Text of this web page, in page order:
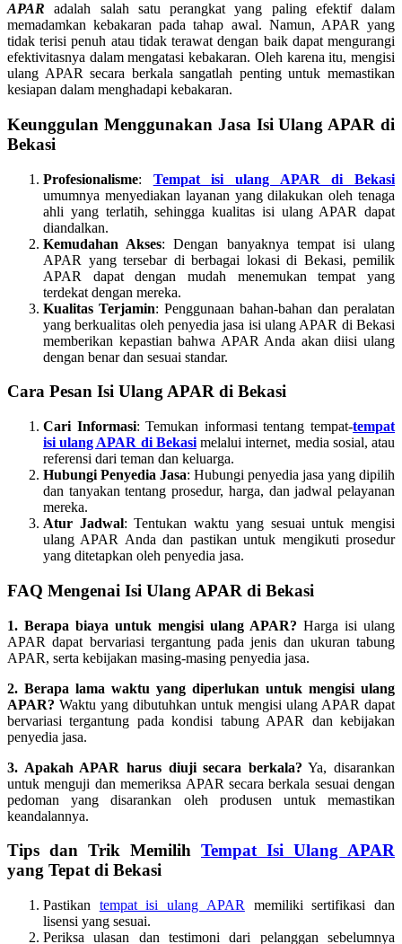
APAR adalah salah satu perangkat yang paling efektif dalam
memadamkan kebakaran pada tahap awal. Namun, APAR yang
tidak terisi penuh atau tidak terawat dengan baik dapat mengurangi
efektivitasnya dalam mengatasi kebakaran. Oleh karena itu, mengisi
ulang APAR secara berkala sangatlah penting untuk memastikan
kesiapan dalam menghadapi kebakaran.
Keunggulan Menggunakan Jasa Isi Ulang APAR di
Bekasi
Profesionalisme: Tempat isi ulang APAR di Bekasi
umumnya menyediakan layanan yang dilakukan oleh tenaga
ahli yang terlatih, sehingga kualitas isi ulang APAR dapat
diandalkan.
Kemudahan Akses: Dengan banyaknya tempat isi ulang
APAR yang tersebar di berbagai lokasi di Bekasi, pemilik
APAR dapat dengan mudah menemukan tempat yang
terdekat dengan mereka.
Kualitas Terjamin: Penggunaan bahan-bahan dan peralatan
yang berkualitas oleh penyedia jasa isi ulang APAR di Bekasi
memberikan kepastian bahwa APAR Anda akan diisi ulang
dengan benar dan sesuai standar.
Cara Pesan Isi Ulang APAR di Bekasi
Cari Informasi: Temukan informasi tentang tempat-tempat
isi ulang APAR di Bekasimelalui internet, media sosial, atau
referensi dari teman dan keluarga.
Hubungi Penyedia Jasa: Hubungi penyedia jasa yang dipilih
dan tanyakan tentang prosedur, harga, dan jadwal pelayanan
mereka.
Atur Jadwal: Tentukan waktu yang sesuai untuk mengisi
ulang APAR Anda dan pastikan untuk mengikuti prosedur
yang ditetapkan oleh penyedia jasa.
FAQ Mengenai Isi Ulang APAR di Bekasi
1. Berapa biaya untuk mengisi ulang APAR? Harga isi ulang
APAR dapat bervariasi tergantung pada jenis dan ukuran tabung
APAR, serta kebijakan masing-masing penyedia jasa.
2. Berapa lama waktu yang diperlukan untuk mengisi ulang
APAR? Waktu yang dibutuhkan untuk mengisi ulang APAR dapat
bervariasi tergantung pada kondisi tabung APAR dan kebijakan
penyedia jasa.
3. Apakah APAR harus diuji secara berkala? Ya, disarankan
untuk menguji dan memeriksa APAR secara berkala sesuai dengan
pedoman yang disarankan oleh produsen untuk memastikan
keandalannya.
Tips dan Trik Memilih Tempat Isi Ulang APAR
yang Tepat di Bekasi
Pastikan tempat isi ulang APAR
memiliki sertifikasi dan
lisensi yang sesuai.
Periksa ulasan dan testimoni dari pelanggan sebelumnya